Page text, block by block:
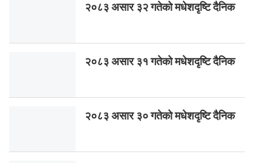
२०८३ असार ३२ गतेको मधेशदृष्टि दैनिक
२०८३ असार ३१ गतेको मधेशदृष्टि दैनिक
२०८३ असार ३० गतेको मधेशदृष्टि दैनिक